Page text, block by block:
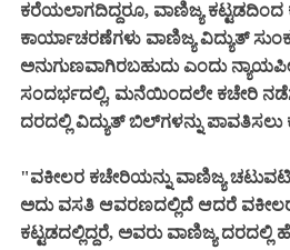
ಕರೆಯಲಾಗದಿದ್ದರೂ, ವಾಣಿಜ್ಯ ಕಟ್ಟಡದಿಂದ
ಕಾರ್ಯಾಚರಣೆಗಳು ವಾಣಿಜ್ಯ ವಿದ್ಯುತ್
ಅನುಗುಣವಾಗಿರಬಹುದು ಎಂದು
ಸಂದರ್ಭದಲ್ಲಿ, ಮನೆಯಿಂದಲೇ ಕಚೇರಿ
ದರದಲ್ಲಿ ವಿದ್ಯುತ್ ಬಿಲ್‌ಗಳನ್ನು ಪಾವತಿಸಲು
"ವಕೀಲರ ಕಚೇರಿಯನ್ನು ವಾಣಿಜ್ಯ
ಅದು ವಸತಿ ಆವರಣದಲ್ಲಿದೆ ಆದರೆ
ಕಟ್ಟಡದಲ್ಲಿದ್ದರೆ, ಅವರು ವಾಣಿಜ್ಯ ದರದಲ್ಲಿ